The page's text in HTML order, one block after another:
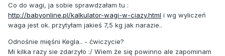
Co do wagi, ja sobie sprawdzałam tu :
http://babyonline.pl/kalkulator-wagi-w-ciazy.html i wg wyliczeń
waga jest ok. przytyłam jakieś 7,5 kg jak narazie..
Odnośnie mięśni Kegla.. - ćwiczycie?
Mi kilka razy sie zdarzyło :/ Wiem że się powinno ale zapominam